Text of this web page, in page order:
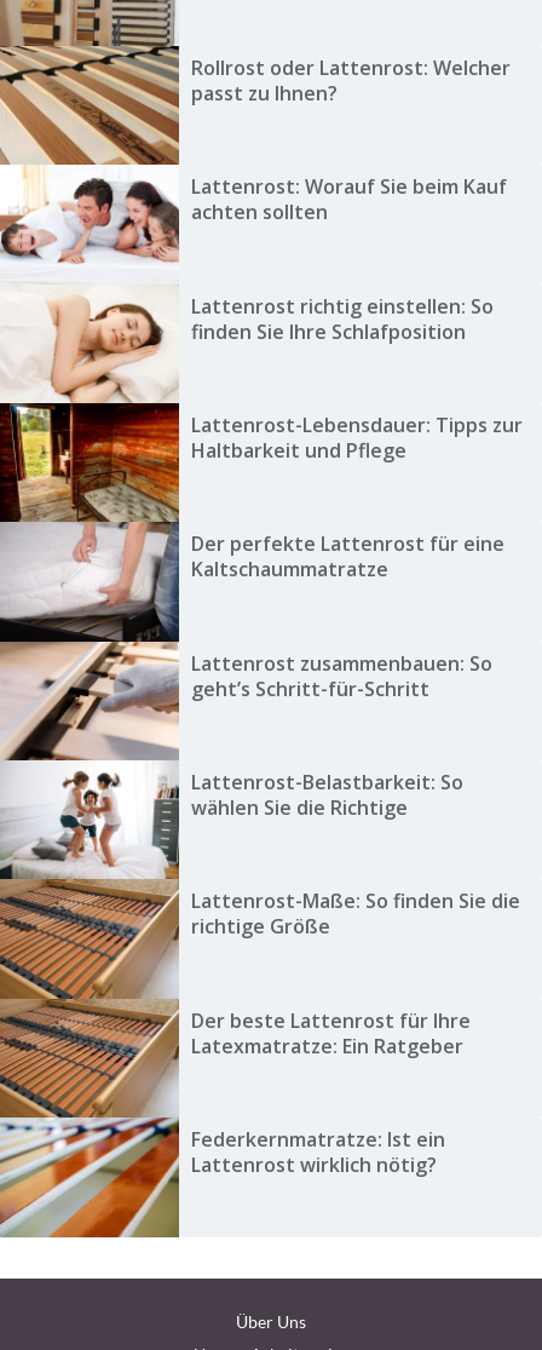
Rollrost oder Lattenrost: Welcher
passt zu Ihnen?
Lattenrost: Worauf Sie beim Kauf
achten sollten
Lattenrost richtig einstellen: So
finden Sie Ihre Schlafposition
Lattenrost-Lebensdauer: Tipps zur
Haltbarkeit und Pflege
Der perfekte Lattenrost für eine
Kaltschaummatratze
Lattenrost zusammenbauen: So
geht’s Schritt-für-Schritt
Lattenrost-Belastbarkeit: So
wählen Sie die Richtige
Lattenrost-Maße: So finden Sie die
richtige Größe
Der beste Lattenrost für Ihre
Latexmatratze: Ein Ratgeber
Federkernmatratze: Ist ein
Lattenrost wirklich nötig?
Über Uns